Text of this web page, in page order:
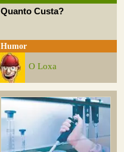
Quanto Custa?
Humor
O Loxa